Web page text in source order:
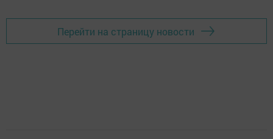
Перейти на страницу новости